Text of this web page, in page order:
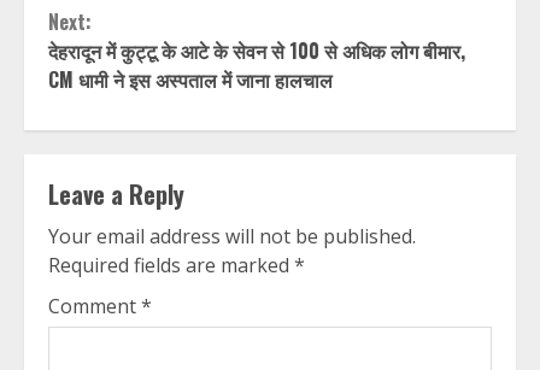
Next:
देहरादून में कुट्टू के आटे के सेवन से 100 से अधिक लोग बीमार,
CM धामी ने इस अस्पताल में जाना हालचाल
Leave a Reply
Your email address will not be published.
Required fields are marked *
Comment*